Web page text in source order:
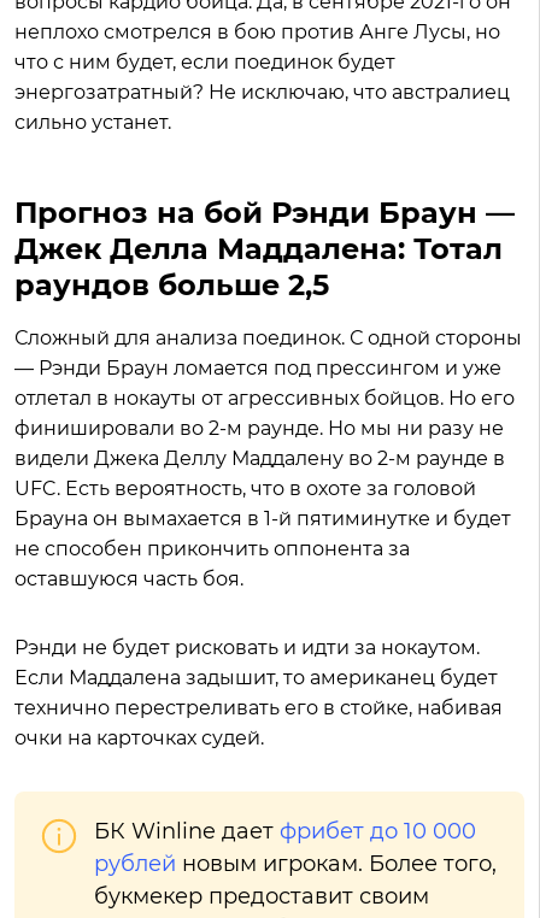
неплохо смотрелся в бою против Анге Лусы, но
что с ним будет, если поединок будет
энергозатратный? Не исключаю, что австралиец
сильно устанет.
Прогноз на бой Рэнди Браун —
Джек Делла Маддалена: Тотал
раундов больше 2,5
Сложный для анализа поединок. С одной стороны
— Рэнди Браун ломается под прессингом и уже
отлетал в нокауты от агрессивных бойцов. Но его
финишировали во 2-м раунде. Но мы ни разу не
видели Джека Деллу Маддалену во 2-м раунде в
UFC. Есть вероятность, что в охоте за головой
Брауна он вымахается в 1-й пятиминутке и будет
не способен прикончить оппонента за
оставшуюся часть боя.
Рэнди не будет рисковать и идти за нокаутом.
Если Маддалена задышит, то американец будет
технично перестреливать его в стойке, набивая
очки на карточках судей.
БК Winline дает фрибет до 10 000
рублей новым игрокам. Более того,
букмекер предоставит своим